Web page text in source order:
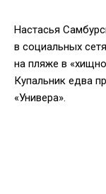
Настасья
в социальных
на пляже в
Купальник едва
«Универа».